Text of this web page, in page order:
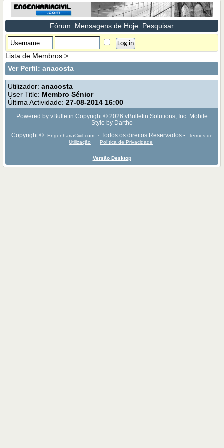
Fórum Mensagens de Hoje Pesquisar
Lista de Membros >
Ver Perfil: anacosta
Utilizador:anacosta
User Title: Membro Sénior
Última Actividade: 27-08-2014 16:00
Powered by vBulletin Copyright © 2026 vBulletin Solutions, Inc. Mobile
Style by Dartho
Copyright ©
EngenhariaCivil.com · Todos os direitos Reservados -
Termos de
Utilização
- Política de Privacidade
Versão Desktop